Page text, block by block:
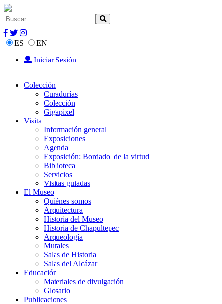
ES
EN
Iniciar Sesión
Colección
Curadurías
Colección
Gigapixel
Visita
Información general
Exposiciones
Agenda
Exposición: Bordado, de la virtud
Biblioteca
Servicios
Visitas guiadas
El Museo
Quiénes somos
Arquitectura
Historia del Museo
Historia de Chapultepec
Arqueología
Murales
Salas de Historia
Salas del Alcázar
Educación
Materiales de divulgación
Glosario
Publicaciones